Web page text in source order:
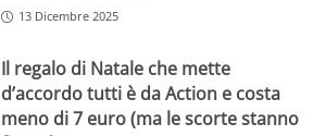
13 Dicembre 2025
Il regalo di Natale che mette
d’accordo tutti è da Action e costa
meno di 7 euro (ma le scorte stanno